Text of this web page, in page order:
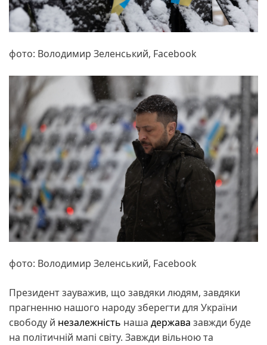
фото: Володимир Зеленський, Facebook
фото: Володимир Зеленський, Facebook
Президент зауважив, що завдяки людям, завдяки
прагненню нашого народу зберегти для України
свободу й незалежність наша держава завжди буде
на політичній мапі світу. Завжди вільною та